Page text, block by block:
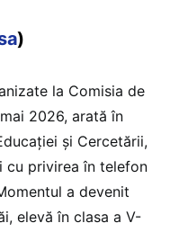
)
la Comisia de
2026, arată în
și Cercetării,
cu privirea în telefon
a devenit
elevă în clasa a V-